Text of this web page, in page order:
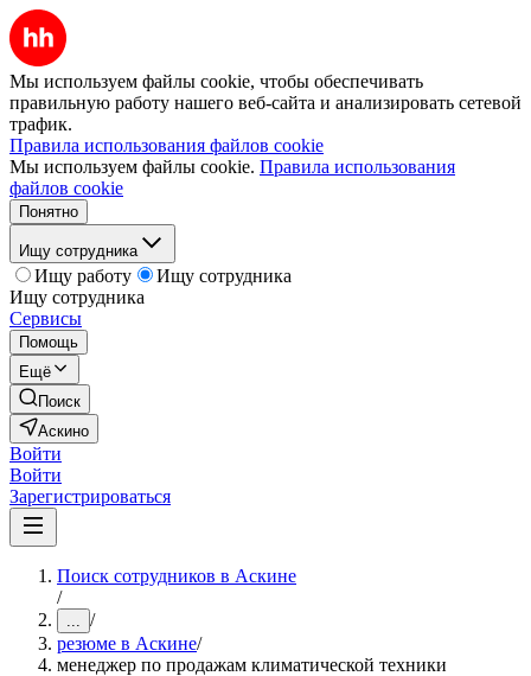
Мы используем файлы cookie, чтобы обеспечивать
правильную работу нашего веб-сайта и анализировать сетевой
трафик.
Правила использования файлов cookie
Мы используем файлы cookie. Правила использования
файлов cookie
Понятно
Ищу сотрудника
Ищу работу
Ищу сотрудника
Ищу сотрудника
Сервисы
Помощь
Ещё
Поиск
Аскино
Войти
Войти
Зарегистрироваться
Поиск сотрудников в Аскине
/
... /
резюме в Аскине/
менеджер по продажам климатической техники